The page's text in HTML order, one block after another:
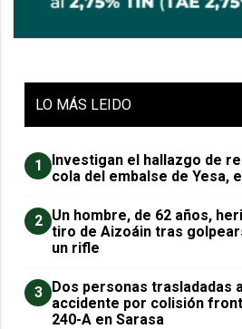
LO MÁS LEIDO
1
Investigan el hallazgo de
cola del embalse de Yesa,
2 Un hombre, de 62 años,
tiro de Aizoáin tras
un rifle
3 ​Dos personas trasladadas
accidente por colisión
240-A en Sarasa